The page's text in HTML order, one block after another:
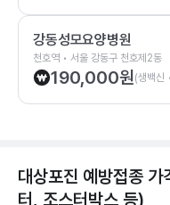
강동성모요양병원
천호역 • 서울 강동구 천호제2동
190,000원(생백신
대상포진 예방접종
터, 조스터박스 등)